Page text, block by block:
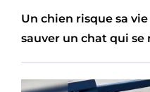
Un chien risque sa
sauver un chat qui se